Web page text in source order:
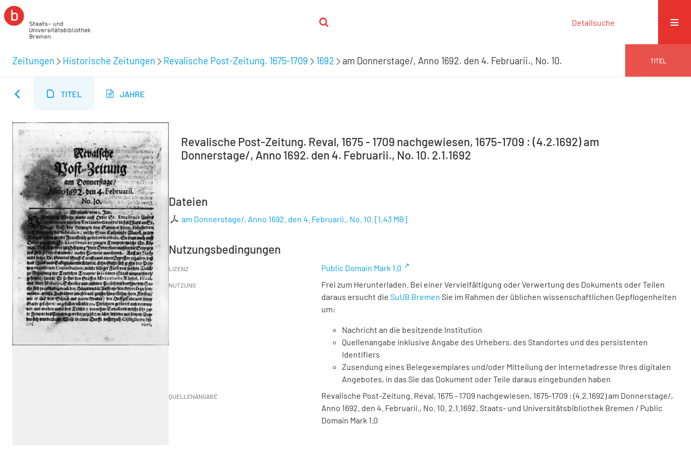
Detailsuche
Zeitungen Historische Zeitungen Revalische Post-Zeitung. 1675-1709 1692 am Donnerstage/, Anno 1692. den 4. Februarii., No. 10. TITEL
TITEL JAHRE
Revalische Post-Zeitung. Reval, 1675 - 1709 nachgewiesen, 1675-1709 : (4.2.1692) am
Donnerstage/, Anno 1692. den 4. Februarii., No. 10. 2.1.1692
Dateien
am Donnerstage/, Anno 1692. den 4. Februarii., No. 10. [1,43 MB]
Nutzungsbedingungen
LIZENZ Public Domain Mark 1.0
NUTZUNG
Frei zum Herunterladen. Bei einer Vervielfältigung oder Verwertung des Dokuments oder Teilen
daraus ersucht die SuUB Bremen Sie im Rahmen der üblichen wissenschaftlichen Gepflogenheiten
um:
Nachricht an die besitzende Institution
Quellenangabe inklusive Angabe des Urhebers, des Standortes und des persistenten
Identifiers
Zusendung eines Belegexemplares und/oder Mitteilung der Internetadresse Ihres digitalen
Angebotes, in das Sie das Dokument oder Teile daraus eingebunden haben
QUELLENANGABE
Revalische Post-Zeitung. Reval, 1675 - 1709 nachgewiesen, 1675-1709 : (4.2.1692) am Donnerstage/,
Anno 1692. den 4. Februarii., No. 10. 2.1.1692. Staats- und Universitätsbibliothek Bremen / Public
Domain Mark 1.0